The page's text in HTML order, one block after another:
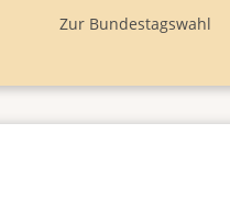
Zur Bundestagswahl